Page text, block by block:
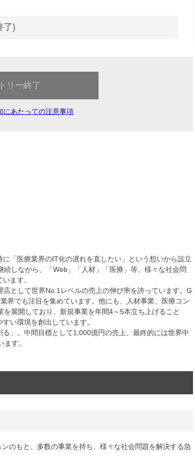
了)
リー終了
にあたっての注意事項
「医療業界のIT化の遅れを直したい」という想いから設立
しながら、「Web」「人材」「医療」等、様々な社会問
ます。
として世界No.1レベルの売上の伸び率を誇っています。G
界でも注目を集めています。他にも、人材事業、医療コン
展開しており、新規事業を年間4～5本立ち上げること
い環境を創出しています。
」。中間目標として1,000億円の売上、最終的には世界中
す。
のもと、多数の事業を持ち、様々な社会問題を解決する急